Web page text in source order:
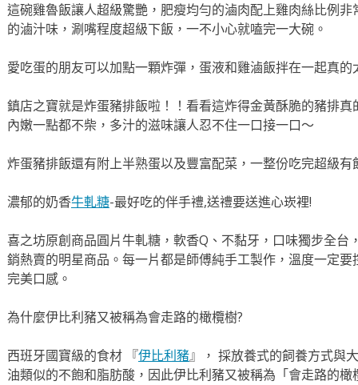
這碗雞魯飯讓人超級驚艷，肥瘦均勻的滷肉配上雞肉絲比例
的滷汁味，涮嘴程度超級下飯，一不小心就嗑完一大碗。
愛吃蛋的朋友可以加點一顆炸彈，蛋液和雞滷飯拌在一起真的
鎮店之寶就是炸蛋豬排飯啦！！看看這炸得金黃酥脆的豬排
內嫩一點都不柴，多汁的滋味讓人忍不住一口接一口～
炸蛋豬排飯還有附上半熟蛋以及豐富配菜，一整份吃完超級有
濃郁的奶香牛軋糖-最好吃的伴手禮,送禮要送進心崁裡!
喜之坊原創商品圓片牛軋糖，軟香Q、不黏牙，口味獨步全台
銷熱賣的明星商品。每一片都是師傅純手工製作，溫度一定
完美口感。
為什麼伊比利豬又被稱為會走路的橄欖樹?
西班牙國寶級的食材 『伊比利豬』， 採放養式的飼養方式與
油類似的不飽和脂肪酸，因此伊比利豬又被稱為「會走路的橄